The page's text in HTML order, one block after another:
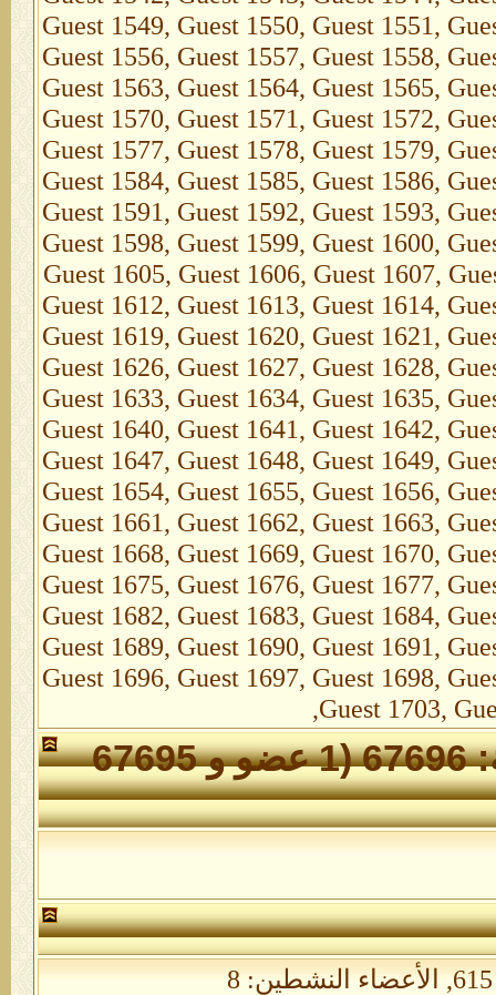
الأعضاء الذين تواجدوا خلال 24 ساعة: 67696 (1 عضو و 67695
الأعضاء النشطين: 8